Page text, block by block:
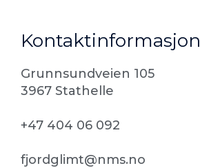
Kontaktinformasjon
Grunnsundveien 105
3967 Stathelle
+47 404 06 092
fjordglimt@nms.no